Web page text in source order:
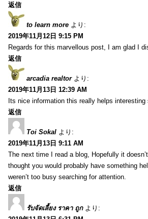
返信
to learn more より:
2019年11月12日 9:15 PM
Regards for this marvellous post, I am glad I
返信
arcadia realtor より:
2019年11月13日 12:39 AM
Its nice information this really helps interesting
返信
Toi Sokal より:
2019年11月13日 9:11 AM
The next time I read a blog, Hopefully it
thought you would probably have something
weren’t too busy searching for attention.
返信
รับจัดเลี้ยง ราคา ถูก より: